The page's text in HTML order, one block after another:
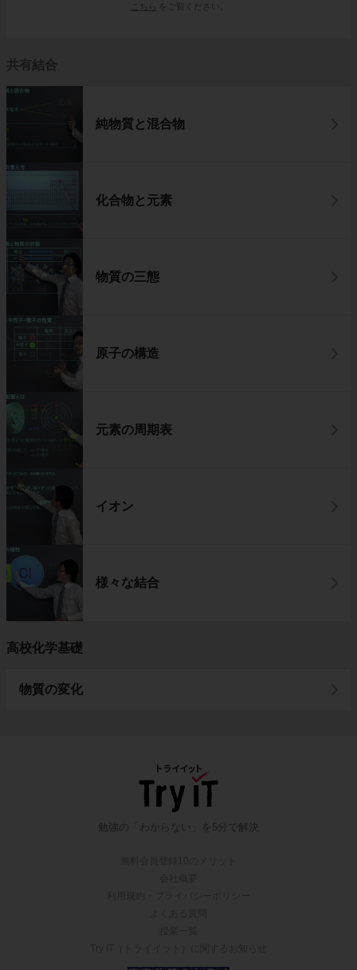
こちら
をご覧ください。
共有結合
純物質と混合物
化合物と元素
物質の三態
原子の構造
元素の周期表
イオン
様々な結合
高校化学基礎
物質の変化
勉強の「わからない」を5分で解決